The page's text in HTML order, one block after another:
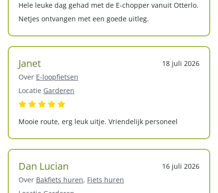
Hele leuke dag gehad met de E-chopper vanuit Otterlo.
Netjes ontvangen met een goede uitleg.
Janet
18 juli 2026
Over E-loopfietsen
Locatie Garderen
Mooie route, erg leuk uitje. Vriendelijk personeel
Dan Lucian
16 juli 2026
Over Bakfiets huren, Fiets huren